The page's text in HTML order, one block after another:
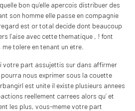
bon qu’elle apercois distribuer des
son homme elle passe en compagnie
est or total decide dont beaucoup
l’aise avec cette thematique , ! font
tolere en tenant un etre.
votre part assujettis sur dans affirmer
nous exprimer sous la couette
est unite il existe plusieurs annees
reellement carrees alors qu’ et
les plus, vous-meme votre part